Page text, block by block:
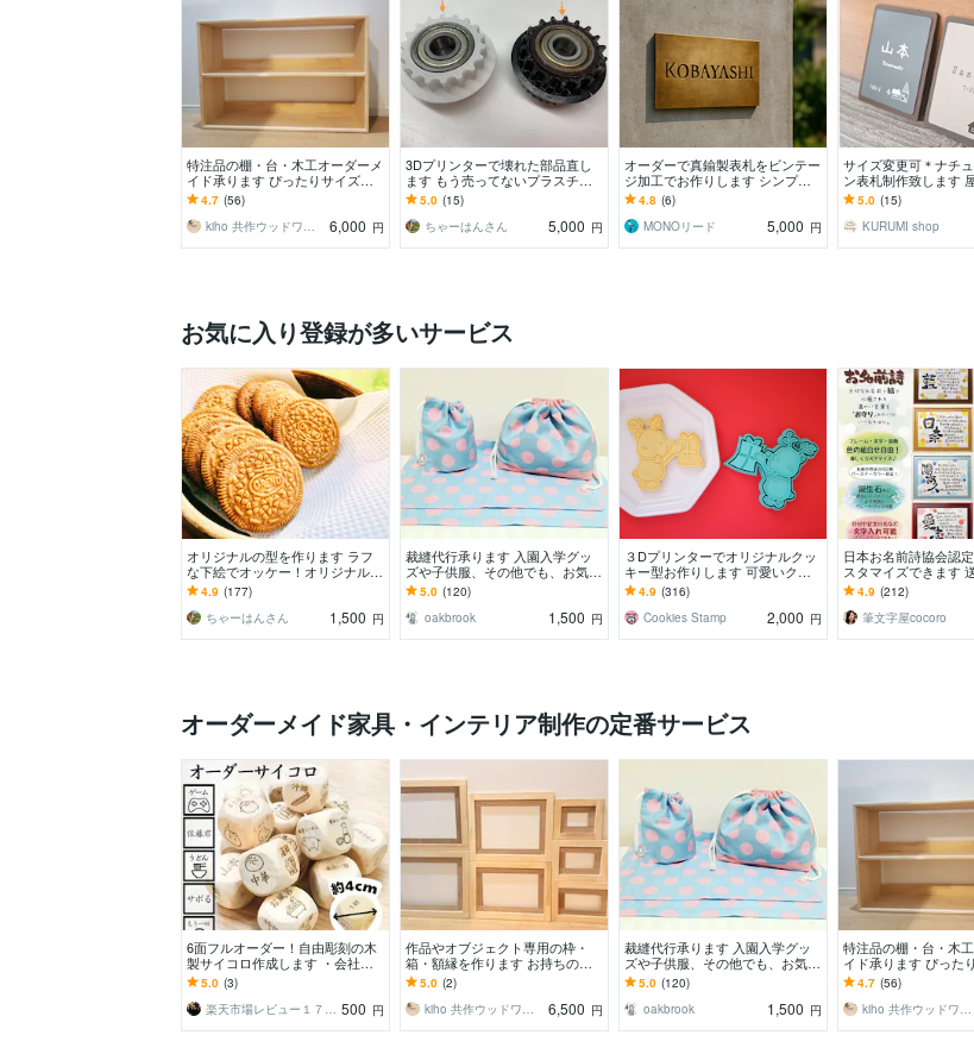
特注品の棚・台・木工オーダーメ
イド承ります ぴったりサイズの
収納、オリジナル作品製作のお手
伝いなど
4.7 (56)
kiho 共作ウッドワークス
6,000 円
3Dプリンターで壊れた部品直し
ます もう売ってないプラスチッ
ク部品を蘇らせます！
5.0 (15)
ちゃーはんさん
5,000 円
オーダーで真鍮製表札をビンテー
ジ加工でお作りします シンプル
【1行タイプ】重厚 戸建て、マン
ション、ガーデン用に
4.8 (6)
MONOリード
5,000 円
サイズ変更可＊ナチ
ン表札制作致します
２世帯OK！データご
ゴ彫刻も可能です
5.0 (15)
KURUMI shop
お気に入り登録が多いサービス
オリジナルの型を作ります ラフ
な下絵でオッケー！オリジナルの
型が作れます！
4.9 (177)
ちゃーはんさん
1,500 円
裁縫代行承ります 入園入学グッ
ズや子供服、その他でも、お気軽
にご相談下さい☆
5.0 (120)
oakbrook
1,500 円
３Dプリンターでオリジナルクッ
キー型お作りします 可愛いクッ
キー型専門店が作るクッキー型販
売！
4.9 (316)
Cookies Stamp
2,000 円
日本お名前詩協会認
スタマイズできます
4サイズもOK！世界に
りポエム
4.9 (212)
筆文字屋cocoro
オーダーメイド家具・インテリア制作の定番サービス
6面フルオーダー！自由彫刻の木
製サイコロ作成します ・会社
名・店舗名・販売用・ロゴ・ノベ
ルティ・QRコード・記念
5.0 (3)
楽天市場レビュー１７８８５件の店舗｜代表 500 円
作品やオブジェクト専用の枠・
箱・額縁を作ります お持ちの作
品に合わせた額縁、箱枠の制作。
5.0 (2)
kiho 共作ウッドワークス
6,500 円
裁縫代行承ります 入園入学グッ
ズや子供服、その他でも、お気軽
にご相談下さい☆
5.0 (120)
oakbrook
1,500 円
特注品の棚・台・木
イド承ります ぴった
収納、オリジナル作品
伝いなど
4.7 (56)
kiho 共作ウッドワークス